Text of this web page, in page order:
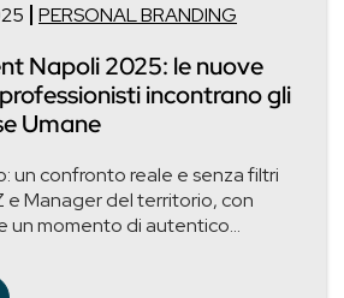
PERSONAL BRANDING
Napoli 2025: le nuove
incontrano gli
Umane
un confronto reale e senza filtri
e Manager del territorio, con
un momento di autentico...